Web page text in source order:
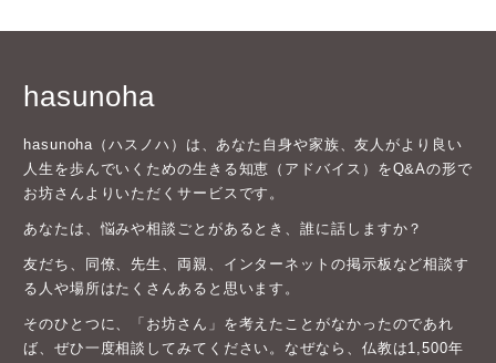
hasunoha
hasunoha（ハスノハ）は、あなた自身や家族、友人がより良い
人生を歩んでいくための生きる知恵（アドバイス）をQ&Aの形で
お坊さんよりいただくサービスです。
あなたは、悩みや相談ごとがあるとき、誰に話しますか？
友だち、同僚、先生、両親、インターネットの掲示板など相談す
る人や場所はたくさんあると思います。
そのひとつに、「お坊さん」を考えたことがなかったのであれ
ば、ぜひ一度相談してみてください。なぜなら、仏教は1,500年